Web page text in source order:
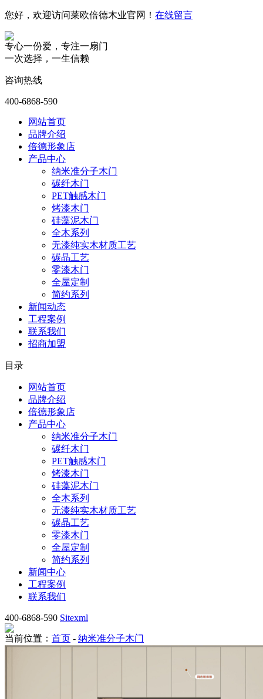
您好，欢迎访问莱欧倍德木业官网！ 在线留言
专心一份爱，专注一扇门
一次选择，一生信赖
咨询热线
400-6868-590
网站首页
品牌介绍
倍德形象店
产品中心
纳米准分子木门
碳纤木门
PET触感木门
烤漆木门
硅藻泥木门
全木系列
无漆纯实木材质工艺
碳晶工艺
零漆木门
全屋定制
简约系列
新闻动态
工程案例
联系我们
招商加盟
目录
网站首页
品牌介绍
倍德形象店
产品中心
纳米准分子木门
碳纤木门
PET触感木门
烤漆木门
硅藻泥木门
全木系列
无漆纯实木材质工艺
碳晶工艺
零漆木门
全屋定制
简约系列
新闻中心
工程案例
联系我们
400-6868-590 Sitexml
当前位置： 首页 - 纳米准分子木门